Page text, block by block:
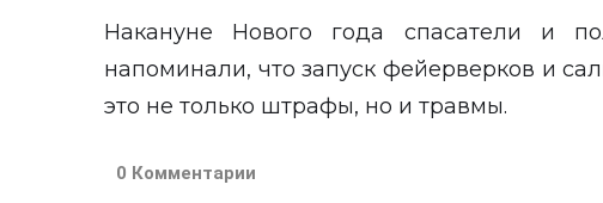
Накануне Нового года спасатели и
напоминали, что запуск фейерверков и
это не только штрафы, но и травмы.
0 Комментарии